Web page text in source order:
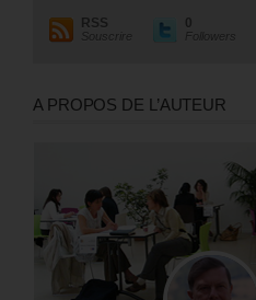
RSS
Souscrire
0
Followers
A PROPOS DE L’AUTEUR